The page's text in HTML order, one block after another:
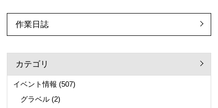
作業日誌
カテゴリ
イベント情報 (507)
グラベル (2)